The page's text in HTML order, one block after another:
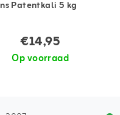
Patentkali 5 kg
€14,95
Op voorraad